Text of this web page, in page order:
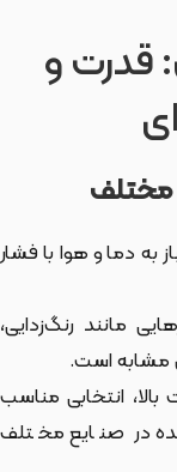
قدرت و
مختلف
به دما و هوا با فشار
مانند رنگ‌زدایی،
مشابه است.
انتخابی مناسب
در صنایع مختلف